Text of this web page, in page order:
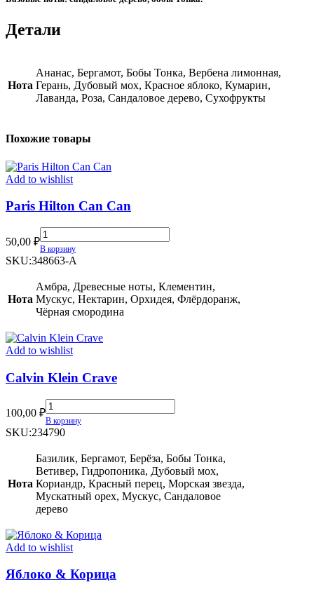
Детали
Нота
Ананас, Бергамот, Бобы Тонка, Вербена лимонная,
Герань, Дубовый мох, Красное яблоко, Кумарин,
Лаванда, Роза, Сандаловое дерево, Сухофрукты
Похожие товары
Add to wishlist
Paris Hilton Can Can
50,00 ₽
Paris
Hilton
Can
quantity
В корзину
SKU:348663-A
Нота
Амбра, Древесные ноты, Клементин,
Мускус, Нектарин, Орхидея, Флёрдоранж,
Чёрная смородина
Add to wishlist
Calvin Klein Crave
100,00 ₽
Calvin
Klein
Crave
В корзину
SKU:234790
Нота
Базилик, Бергамот, Берёза, Бобы Тонка,
Ветивер, Гидропоника, Дубовый мох,
Кориандр, Красный перец, Морская звезда,
Мускатный орех, Мускус, Сандаловое
дерево
Add to wishlist
Яблоко & Корица